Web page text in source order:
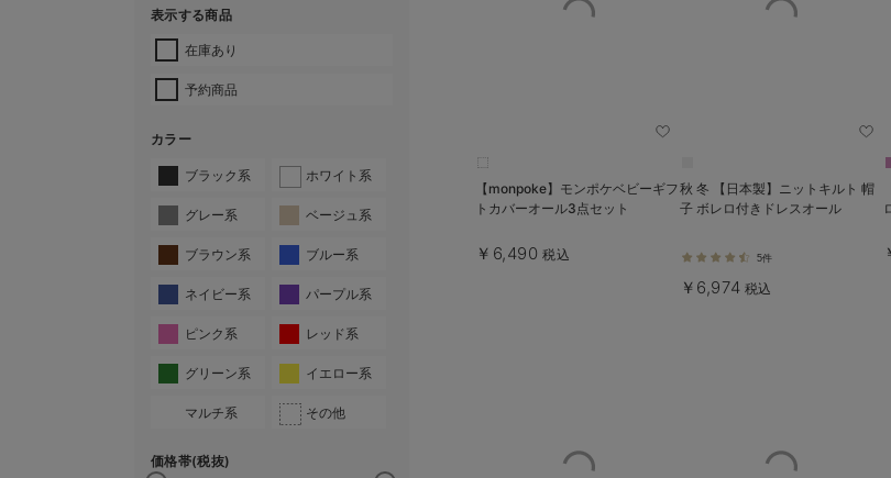
表示する商品
在庫あり
予約商品
カラー
ブラック系 ホワイト系
グレー系 ベージュ系
ブラウン系 ブルー系
ネイビー系 パープル系
ピンク系 レッド系
グリーン系 イエロー系
マルチ系 その他
価格帯(税抜)
【monpoke】モンポケベビーギフ
トカバーオール3点セット
￥6,490 税込
秋 冬 【日本製】ニットキルト 帽
子 ボレロ付きドレスオール
5件
￥6,974 税込